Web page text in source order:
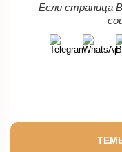
Если страница